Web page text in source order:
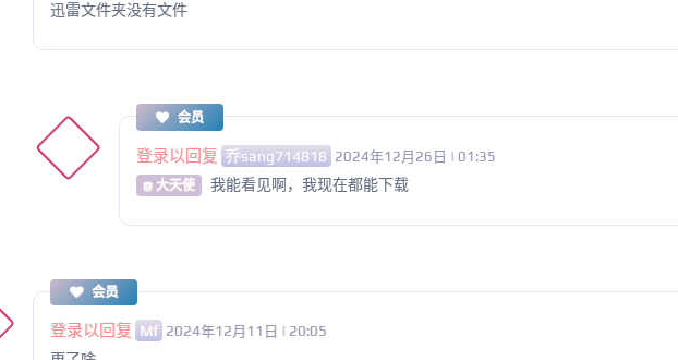
迅雷文件夹没有文件
会员
登录以回复 乔sang714818 2024年12月26日 | 01:35
@ 大天使 我能看见啊，我现在都能下载
会员
登录以回复 Mf 2024年12月11日 | 20:05